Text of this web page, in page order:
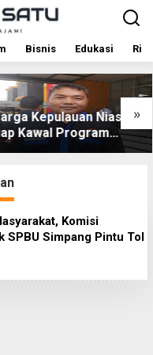
Bisnis Edukasi
»
Kepulauan Nias
Kawal Program
Gubsu Bobby
Komisi
SPBU Simpang Pintu Tol